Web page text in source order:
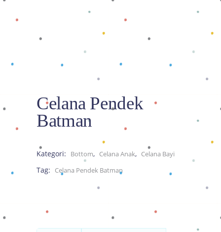
Celana Pendek
Batman
Kategori: Bottom, Celana Anak, Celana Bayi
Tag: Celana Pendek Batman